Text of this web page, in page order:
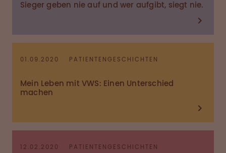
Sieger geben nie auf und wer aufgibt, siegt nie.
01.09.2020 PATIENTENGESCHICHTEN
Mein Leben mit VWS: Einen Unterschied
machen
12.02.2020 PATIENTENGESCHICHTEN